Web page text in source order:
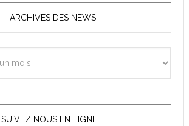
ARCHIVES DES NEWS
SUIVEZ NOUS EN LIGNE …